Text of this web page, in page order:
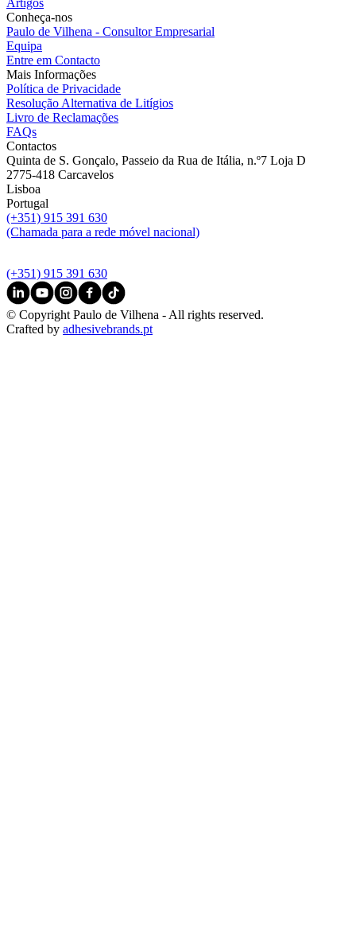
Artigos
Conheça-nos
Paulo de Vilhena - Consultor Empresarial
Equipa
Entre em Contacto
Mais Informações
Política de Privacidade
Resolução Alternativa de Litígios
Livro de Reclamações
FAQs
Contactos
Quinta de S. Gonçalo, Passeio da Rua de Itália, n.º7 Loja D
2775-418 Carcavelos
Lisboa
Portugal
(+351) 915 391 630
(Chamada para a rede móvel nacional)
(+351) 915 391 630
© Copyright Paulo de Vilhena - All rights reserved.
Crafted by adhesivebrands.pt